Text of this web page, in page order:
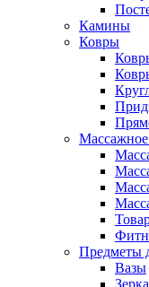
Камины
Ковры
Массажное
Предметы
Вазы